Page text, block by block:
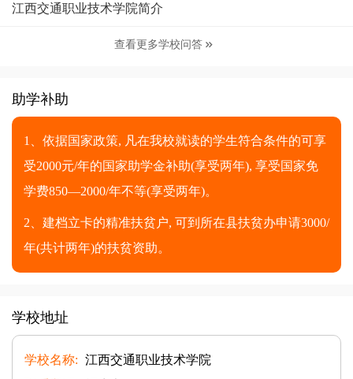
江西交通职业技术学院简介
查看更多学校问答 
助学补助
1、依据国家政策, 凡在我校就读的学生符合条件的可享
受2000元/年的国家助学金补助(享受两年), 享受国家免
学费850—2000/年不等(享受两年)。
2、建档立卡的精准扶贫户, 可到所在县扶贫办申请3000/
年(共计两年)的扶贫资助。
学校地址
学校名称: 江西交通职业技术学院